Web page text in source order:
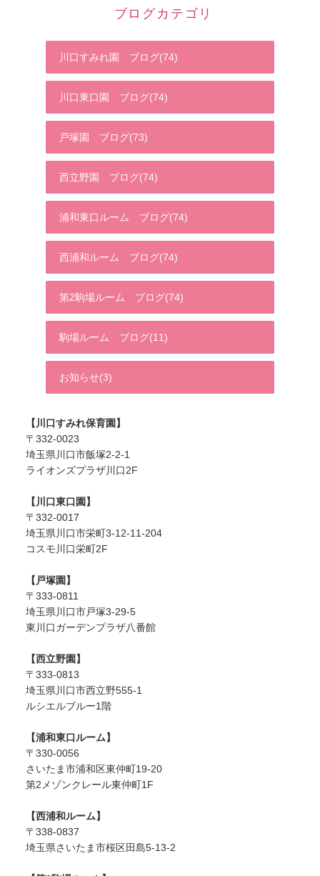
ブログカテゴリ
川口すみれ園 ブログ(74)
川口東口園 ブログ(74)
戸塚園 ブログ(73)
西立野園 ブログ(74)
浦和東口ルーム ブログ(74)
西浦和ルーム ブログ(74)
第2駒場ルーム ブログ(74)
駒場ルーム ブログ(11)
お知らせ(3)
【川口すみれ保育園】
〒332-0023
埼玉県川口市飯塚2-2-1
ライオンズプラザ川口2F
【川口東口園】
〒332-0017
埼玉県川口市栄町3-12-11-204
コスモ川口栄町2F
【戸塚園】
〒333-0811
埼玉県川口市戸塚3-29-5
東川口ガーデンプラザ八番館
【西立野園】
〒333-0813
埼玉県川口市西立野555-1
ルシエルブルー1階
【浦和東口ルーム】
〒330-0056
さいたま市浦和区東仲町19-20
第2メゾンクレール東仲町1F
【西浦和ルーム】
〒338-0837
埼玉県さいたま市桜区田島5-13-2